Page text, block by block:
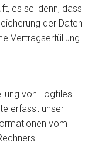
es sei denn, dass
der Daten
Vertragserfüllung
von Logfiles
erfasst unser
vom